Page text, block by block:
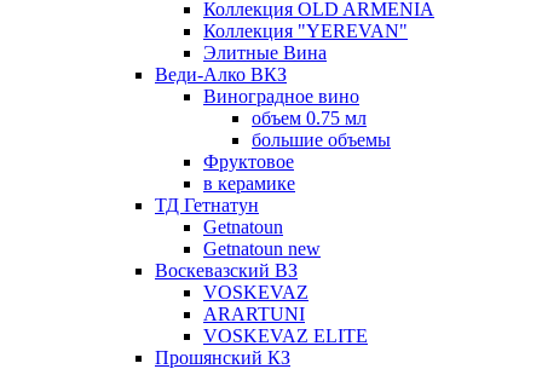
Коллекция OLD ARMENIA
Коллекция "YEREVAN"
Элитные Вина
Веди-Алко ВКЗ
Виноградное вино
объем 0.75 мл
большие объемы
Фруктовое
в керамике
ТД Гетнатун
Getnatoun
Getnatoun new
Воскевазский ВЗ
VOSKEVAZ
ARARTUNI
VOSKEVAZ ELITE
Прошянский КЗ